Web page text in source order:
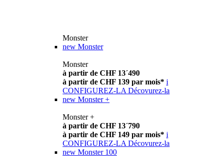
Monster
new Monster
Monster
à partir de CHF 13´490
à partir de CHF 139 par mois* i
CONFIGUREZ-LA Décovurez-la
new Monster +
Monster +
à partir de CHF 13´790
à partir de CHF 149 par mois* i
CONFIGUREZ-LA Décovurez-la
new Monster 100